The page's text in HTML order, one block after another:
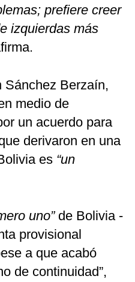
prefiere creer
izquierdas más
Sánchez Berzaín,
medio de
un acuerdo para
derivaron en una
es “un
uno”de Bolivia -
provisional
a que acabó
de continuidad”,